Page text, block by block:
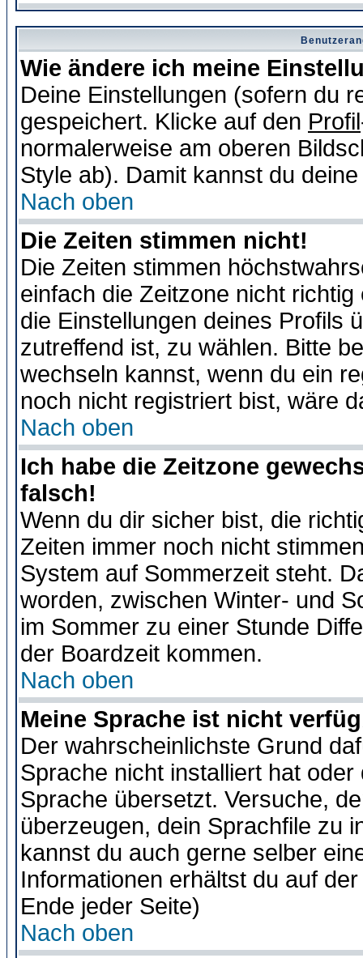
Wie ändere ich meine
Deine Einstellungen (sofern du
gespeichert. Klicke auf den Profil
normalerweise am oberen
Style ab). Damit kannst du
Nach oben
Die Zeiten stimmen nicht!
Die Zeiten stimmen
einfach die Zeitzone nicht
die Einstellungen deines Profils
zutreffend ist, zu wählen. Bitte
wechseln kannst, wenn du ein
noch nicht registriert bist, wäre
Nach oben
Ich habe die Zeitzone
falsch!
Wenn du dir sicher bist, die
Zeiten immer noch nicht
System auf Sommerzeit steht.
worden, zwischen Winter- und
im Sommer zu einer Stunde
der Boardzeit kommen.
Nach oben
Meine Sprache ist nicht
Der wahrscheinlichste Grund
Sprache nicht installiert hat
Sprache übersetzt. Versuche,
überzeugen, dein Sprachfile zu
kannst du auch gerne selber
Informationen erhältst du auf
Ende jeder Seite)
Nach oben